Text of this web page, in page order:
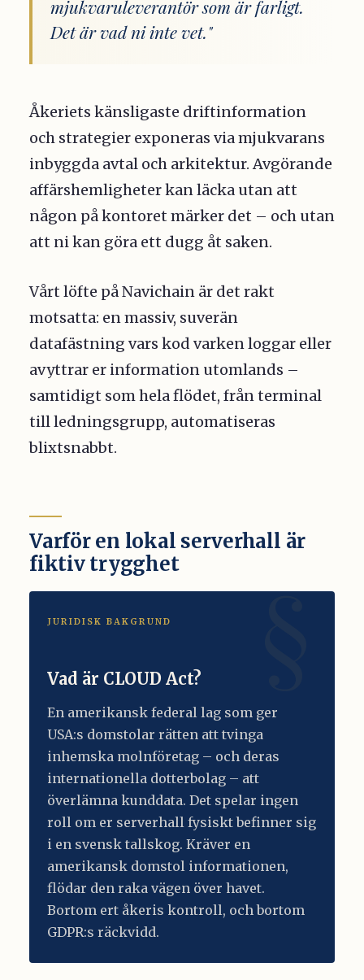
mjukvaruleverantör som är farligt.
Det är vad ni inte vet."
Åkeriets känsligaste driftinformation
och strategier exponeras via mjukvarans
inbyggda avtal och arkitektur. Avgörande
affärshemligheter kan läcka utan att
någon på kontoret märker det – och utan
att ni kan göra ett dugg åt saken.
Vårt löfte på Navichain är det rakt
motsatta: en massiv, suverän
datafästning vars kod varken loggar eller
avyttrar er information utomlands –
samtidigt som hela flödet, från terminal
till ledningsgrupp, automatiseras
blixtsnabbt.
Varför en lokal serverhall är
fiktiv trygghet
JURIDISK BAKGRUND
Vad är CLOUD Act?
En amerikansk federal lag som ger
USA:s domstolar rätten att tvinga
inhemska molnföretag – och deras
internationella dotterbolag – att
överlämna kunddata. Det spelar ingen
roll om er serverhall fysiskt befinner sig
i en svensk tallskog. Kräver en
amerikansk domstol informationen,
flödar den raka vägen över havet.
Bortom ert åkeris kontroll, och bortom
GDPR:s räckvidd.